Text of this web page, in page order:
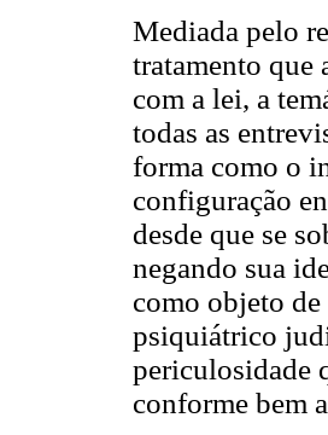
Mediada pelo
tratamento
com a lei, a
todas as
forma como o
configuração
desde que se
negando sua
como objeto de
psiquiátrico
periculosidade
conforme bem